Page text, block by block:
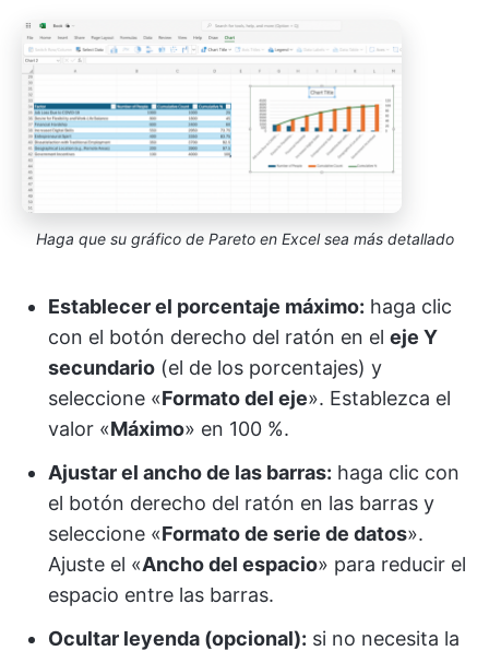
Haga que su gráfico de Pareto en Excel sea más detallado
Establecer el porcentaje máximo: haga clic
con el botón derecho del ratón en el eje Y
secundario (el de los porcentajes) y
seleccione «Formato del eje». Establezca el
valor «Máximo» en 100 %.
Ajustar el ancho de las barras: haga clic con
el botón derecho del ratón en las barras y
seleccione «Formato de serie de datos».
Ajuste el «Ancho del espacio» para reducir el
espacio entre las barras.
Ocultar leyenda (opcional): si no necesita la